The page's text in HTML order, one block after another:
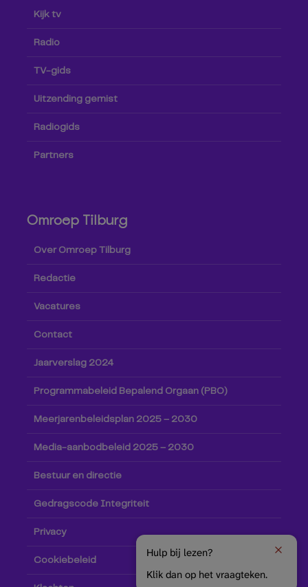
Kijk tv
Radio
TV-gids
Uitzending gemist
Radiogids
Partners
Omroep Tilburg
Over Omroep Tilburg
Redactie
Vacatures
Contact
Jaarverslag 2024
Programmabeleid Bepalend Orgaan (PBO)
Meerjarenbeleidsplan 2025 – 2030
Media-aanbodbeleid 2025 – 2030
Bestuur en directie
Gedragscode Integriteit
Privacy
Cookiebeleid
Hulp bij lezen?
Klik dan op het vraagteken.